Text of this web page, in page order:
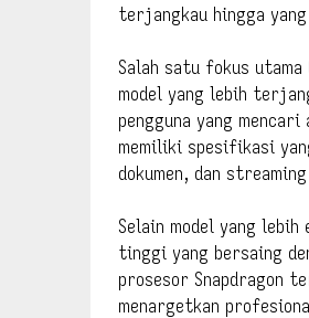
terjangkau hingga
Salah satu fokus utama
model yang lebih
pengguna yang
memiliki spesifikasi
dokumen, dan
Selain model yang
tinggi yang bersaing
prosesor Snapdragon
menargetkan